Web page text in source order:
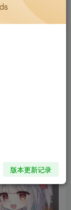
root）
冬日树的装
版，但是国内
讲讲如何优化
版本更新记录